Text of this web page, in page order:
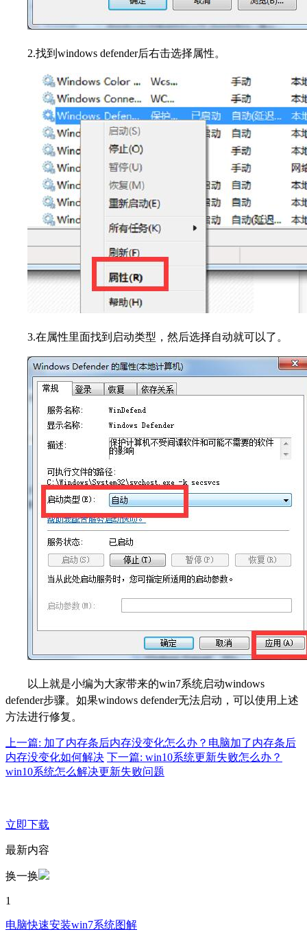
2.找到windows defender后右击选择属性。
3.在属性里面找到启动类型，然后选择自动就可以了。
以上就是小编为大家带来的win7系统启动windows
defender步骤。如果windows defender无法启动，可以使用上述
方法进行修复。
上一篇: 加了内存条后内存没变化怎么办？电脑加了内存条后
内存没变化如何解决 下一篇: win10系统更新失败怎么办？
win10系统怎么解决更新失败问题
立即下载
最新内容
换一换
1
电脑快速安装win7系统图解